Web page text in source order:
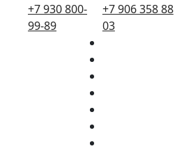
+7 930 800-
99-89
+7 906 358 88
03